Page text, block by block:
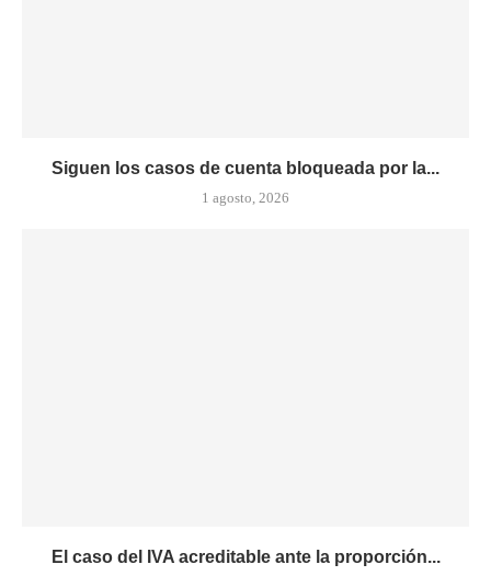
Siguen los casos de cuenta bloqueada por la...
1 agosto, 2026
El caso del IVA acreditable ante la proporción...